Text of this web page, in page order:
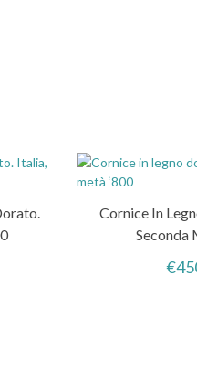
Cornice In
Seconda
€